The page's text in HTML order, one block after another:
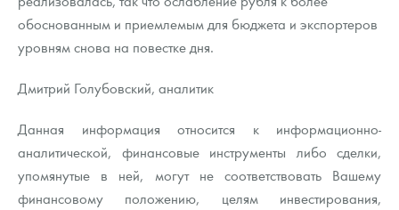
обоснованным и приемлемым для бюджета и экспортеров
уровням снова на повестке дня.
Дмитрий Голубовский, аналитик
Данная информация относится к информационно-
аналитической, финансовые инструменты либо сделки,
упомянутые в ней, могут не соответствовать Вашему
финансовому положению, целям инвестирования,